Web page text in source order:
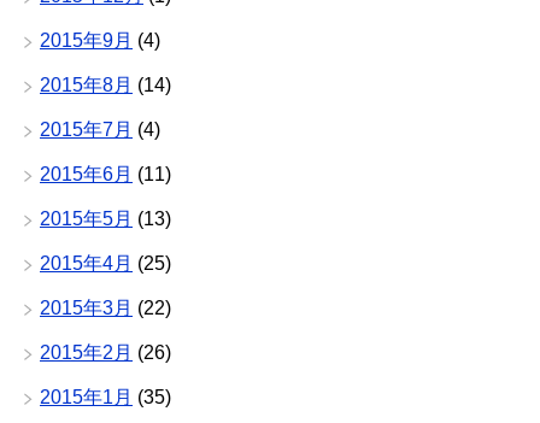
2015年9月 (4)
2015年8月 (14)
2015年7月 (4)
2015年6月 (11)
2015年5月 (13)
2015年4月 (25)
2015年3月 (22)
2015年2月 (26)
2015年1月 (35)